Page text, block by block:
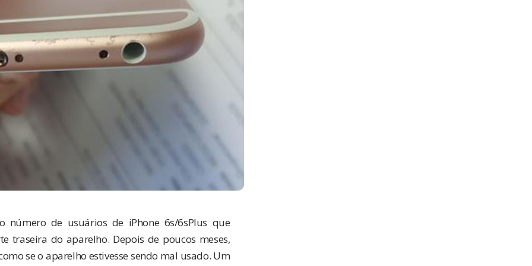
número de usuários de iPhone 6s/6sPlus que
traseira do aparelho. Depois de poucos meses,
se o aparelho estivesse sendo mal usado. Um